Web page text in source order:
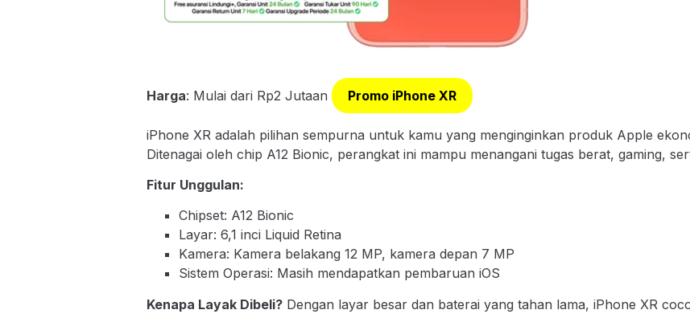
Harga: Mulai dari Rp2 Jutaan Promo iPhone XR
iPhone XR adalah pilihan sempurna untuk kamu yang menginginkan produk Apple
Ditenagai oleh chip A12 Bionic, perangkat ini mampu menangani tugas berat, gaming,
Fitur Unggulan:
Chipset: A12 Bionic
Layar: 6,1 inci Liquid Retina
Kamera: Kamera belakang 12 MP, kamera depan 7 MP
Sistem Operasi: Masih mendapatkan pembaruan iOS
Kenapa Layak Dibeli? Dengan layar besar dan baterai yang tahan lama, iPhone XR